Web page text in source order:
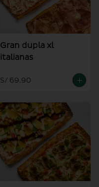
Gran dupla xl
italianas
S/ 69.90